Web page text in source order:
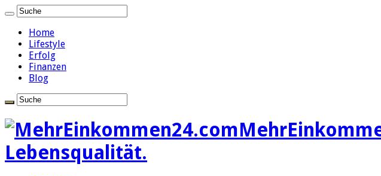
Home
Lifestyle
Erfolg
Finanzen
Blog
Lebensqualität.